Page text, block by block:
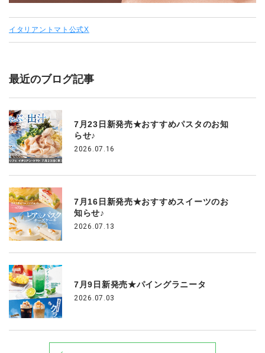
イタリアントマト公式X
最近のブログ記事
7月23日新発売★おすすめパスタのお知
らせ♪
2026.07.16
7月16日新発売★おすすめスイーツのお
知らせ♪
2026.07.13
7月9日新発売★パイングラニータ
2026.07.03